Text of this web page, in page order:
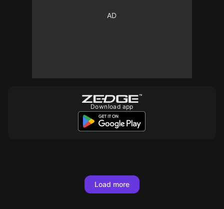
Download app
Load more